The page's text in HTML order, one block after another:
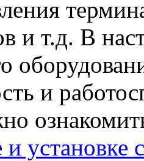
и т.д. В
и
и установке